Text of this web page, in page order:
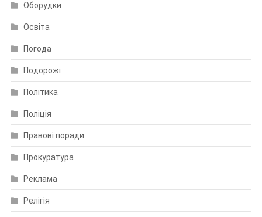
Оборудки
Освіта
Погода
Подорожі
Політика
Поліція
Правові поради
Прокуратура
Реклама
Релігія